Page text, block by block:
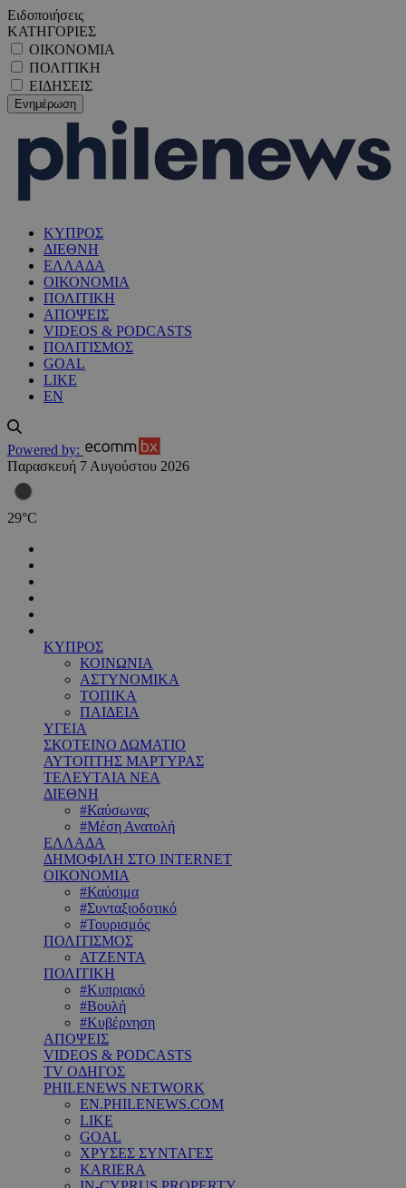
Ειδοποιήσεις
ΚΑΤΗΓΟΡΙΕΣ
ΟΙΚΟΝΟΜΙΑ
ΠΟΛΙΤΙΚΗ
ΕΙΔΗΣΕΙΣ
ΚΥΠΡΟΣ
ΔΙΕΘΝΗ
ΕΛΛΑΔΑ
ΟΙΚΟΝΟΜΙΑ
ΠΟΛΙΤΙΚΗ
ΑΠΟΨΕΙΣ
VIDEOS & PODCASTS
ΠΟΛΙΤΙΣΜΟΣ
GOAL
LIKE
EN
Powered by:
Παρασκευή 7 Αυγούστου 2026
29°C
ΚΥΠΡΟΣ
ΚΟΙΝΩΝΙΑ
ΑΣΤΥΝΟΜΙΚΑ
ΤΟΠΙΚΑ
ΠΑΙΔΕΙΑ
ΥΓΕΙΑ
ΣΚΟΤΕΙΝΟ ΔΩΜΑΤΙΟ
ΑΥΤΟΠΤΗΣ ΜΑΡΤΥΡΑΣ
ΤΕΛΕΥΤΑΙΑ ΝΕΑ
ΔΙΕΘΝΗ
#Καύσωνας
#Μέση Ανατολή
ΕΛΛΑΔΑ
ΔΗΜΟΦΙΛΗ ΣΤΟ INTERNET
ΟΙΚΟΝΟΜΙΑ
#Καύσιμα
#Συνταξιοδοτικό
#Τουρισμός
ΠΟΛΙΤΙΣΜΟΣ
ΑΤΖΕΝΤΑ
ΠΟΛΙΤΙΚΗ
#Κυπριακό
#Βουλή
#Κυβέρνηση
ΑΠΟΨΕΙΣ
VIDEOS & PODCASTS
TV ΟΔΗΓΟΣ
PHILENEWS NETWORK
EN.PHILENEWS.COM
LIKE
GOAL
ΧΡΥΣΕΣ ΣΥΝΤΑΓΕΣ
KARIERA